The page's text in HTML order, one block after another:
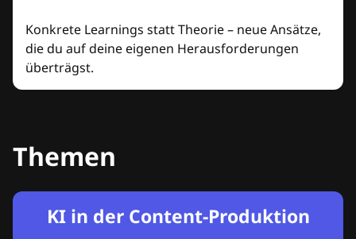
Konkrete Learnings statt Theorie – neue Ansätze,
die du auf deine eigenen Herausforderungen
überträgst.
Themen
KI in der Content-Produktion